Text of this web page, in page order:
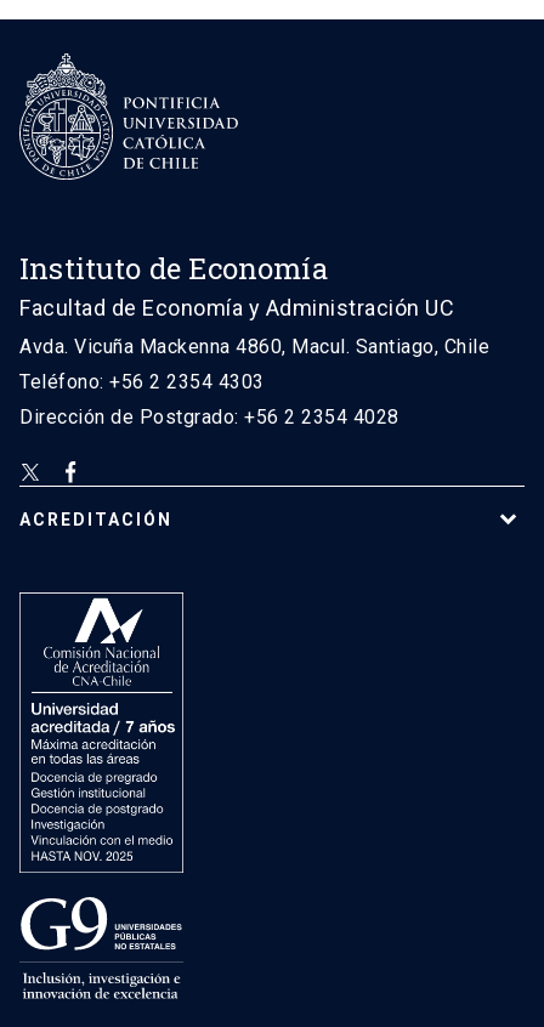
Instituto de Economía
Facultad de Economía y Administración UC
Avda. Vicuña Mackenna 4860, Macul. Santiago, Chile
Teléfono: +56 2 2354 4303
Dirección de Postgrado: +56 2 2354 4028
ACREDITACIÓN